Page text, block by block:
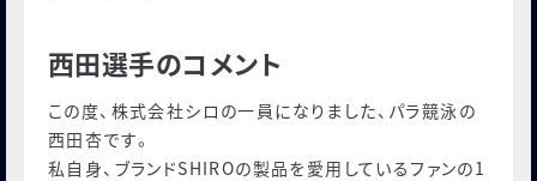
西田選手のコメント
この度、株式会社シロの一員になりました、パラ競泳の
西田杏です。
私自身、ブランドSHIROの製品を愛用しているファンの1